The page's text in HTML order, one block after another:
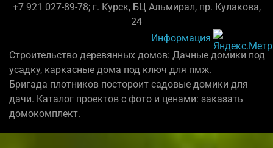
+7 921 027-89-78; г. Курск, БЦ Альмирал, пр. Кулакова,
24
Информация
Строительство деревянных домов: Дачные домики под
усадку, каркасные дома под ключ для пмж.
Бригада плотников постороит садовые домики для
дачи. Каталог проектов с фото и ценами: заказать
домокомплект.